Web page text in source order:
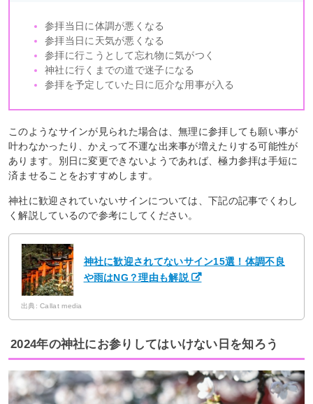
参拝当日に体調が悪くなる
参拝当日に天気が悪くなる
参拝に行こうとして忘れ物に気がつく
神社に行くまでの道で迷子になる
参拝を予定していた日に厄介な用事が入る
このようなサインが見られた場合は、無理に参拝しても願い事が
叶わなかったり、かえって不運な出来事が増えたりする可能性が
あります。別日に変更できないようであれば、極力参拝は手短に
済ませることをおすすめします。
神社に歓迎されていないサインについては、下記の記事でくわし
く解説しているので参考にしてください。
神社に歓迎されてないサイン15選！体調不良
や雨はNG？理由も解説
出典: Callat media
2024年の神社にお参りしてはいけない日を知ろう